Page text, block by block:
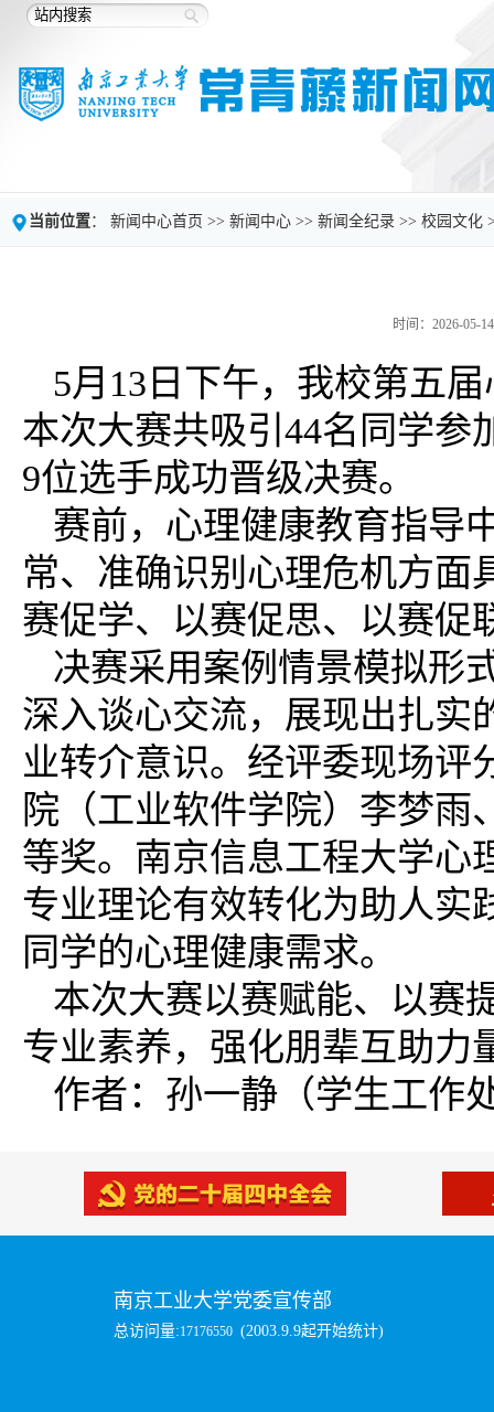
当前位置： 新闻中心首页 >> 新闻中心 >> 新闻全纪录 >> 校园文化
时间：2026-05-14
5月13日下午，我校第五
本次大赛共吸引44名同学参
9位选手成功晋级决赛。
赛前，心理健康教育指导
常、准确识别心理危机方面
赛促学、以赛促思、以赛促
决赛采用案例情景模拟形
深入谈心交流，展现出扎实
业转介意识。经评委现场评
院（工业软件学院）李梦雨
等奖。南京信息工程大学心
专业理论有效转化为助人实
同学的心理健康需求。
本次大赛以赛赋能、以赛
专业素养，强化朋辈互助力
作者：孙一静（学生工作
南京工业大学党委宣传部
总访问量:17176550 (2003.9.9起开始统计)